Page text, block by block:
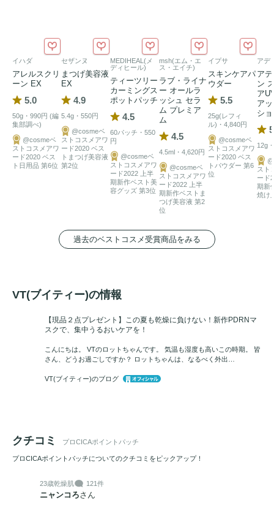
イハダ
アレルスクリ
ーン EX
5.0
50g・990円 (編
集部調べ)
@cosmeベ
ストコスメアワ
ード2020 ベス
ト日用品 第6位
セザンヌ
まつげ美容液
EX
4.9
5.4g・550円
@cosmeベ
ストコスメアワ
ード2020 ベス
トまつげ美容液
第2位
MEDIHEAL(メ
ディヒール)
ティーツリー
カーミングス
ポットパッチ
4.5
60パッチ・550
円
@cosmeベ
ストコスメアワ
ード2022 上半
期新作ベスト美
容グッズ 第3位
msh(エム・エ
ス・エイチ)
ラブ・ライナ
ー オールラ
ッシュ セラ
ム プレミア
ム
4.5
4.5ml・4,620円
@cosmeベ
ストコスメアワ
ード2022 上半
期新作ベストま
つげ美容液 第2
位
イプサ
スキンケアパ
ウダー
5.5
25g(レフィ
ル)・4,840円
@cosmeベ
ストコスメアワ
ード2020 ベス
トパウダー 第6
位
アデ
ア
ン
ア
ア
シ
12g
スト
ード
期新
焼け
過去のベストコスメ受賞商品をみる
VT(ブイティー)の情報
【現品２点プレゼント】この夏も乾燥に負けない！新作PDRNマ
スクで、集中うるおいケアを！
こんにちは。 VTのロットちゃんです。 気温も湿度も高いこの時期。 皆
さん、どうお過ごしですか？ ロットちゃんは、なるべく外出…
VT(ブイティー)のブログ
クチコミ プロCICAポイントパッチ
プロCICAポイントパッチについてのクチコミをピックアップ！
23歳乾燥肌 121件
ニャンコろさん